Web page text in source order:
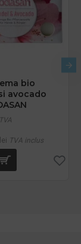
bio
avocado
TVA inclus